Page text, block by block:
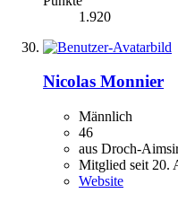
1.920
Nicolas Monnier
Männlich
46
aus Droch-
Mitglied seit 20.
Website